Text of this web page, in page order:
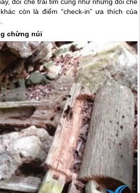
còn là điểm “check-in” ưa thích của
chừng núi